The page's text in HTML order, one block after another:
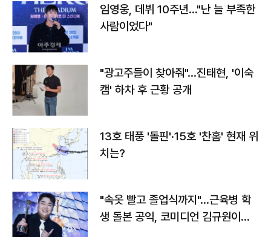
임영웅, 데뷔 10주년…"난 늘 부족한
사람이었다"
"광고주들이 찾아줘"…진태현, '이숙
캠' 하차 후 근황 공개
13호 태풍 '돌핀'·15호 '찬홈' 현재 위
치는?
"속옷 빨고 졸업식까지"…근육병 학
생 돌본 공익, 코미디언 김규원이었